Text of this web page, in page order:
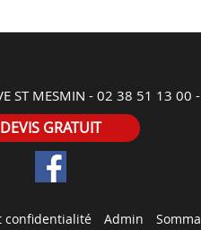
ST MESMIN -02 38 51 13 00 -
DEVIS GRATUIT
confidentialité Admin